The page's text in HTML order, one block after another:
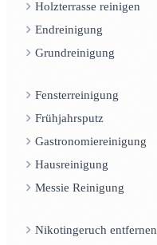
Holzterrasse reinigen
Endreinigung
Grundreinigung
Fensterreinigung
Frühjahrsputz
Gastronomiereinigung
Hausreinigung
Messie Reinigung
Nikotingeruch entfernen